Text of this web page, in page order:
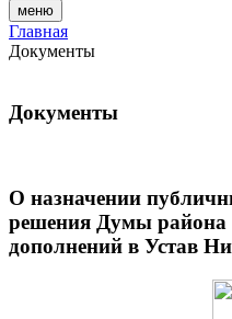
меню
Главная
Документы
Документы
О назначении
решения Думы района
дополнений в Устав